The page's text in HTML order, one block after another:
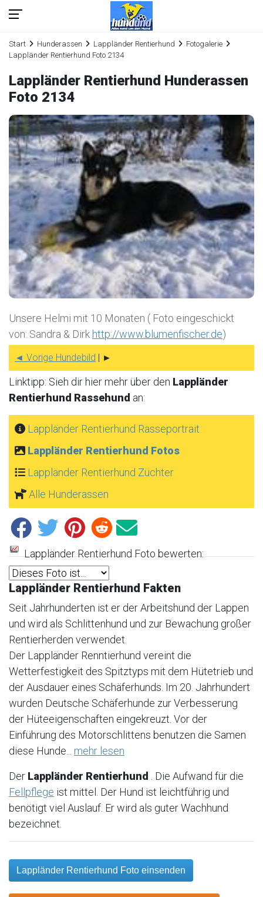
Start Hunderassen Lappländer Rentierhund
Fotogalerie
Lappländer Rentierhund Foto 2134
Lappländer Rentierhund Hunderassen
Foto 2134
Unsere Helmi mit 10 Monaten ( Foto eingeschickt
von: Sandra & Dirk http://www.blumenfischer.de)
◄ Vorige Hundebild | ►
Linktipp: Sieh dir hier mehr über den Lappländer
Rentierhund Rassehund an:
Lappländer Rentierhund Rasseportrait
Lappländer Rentierhund Fotos
Lappländer Rentierhund Züchter
Alle Hunderassen
Lappländer Rentierhund Foto bewerten:
Lappländer Rentierhund Fakten
Seit Jahrhunderten ist er der Arbeitshund der Lappen
und wird als Schlittenhund und zur Bewachung großer
Rentierherden verwendet.
Der Lappländer Renntierhund vereint die
Wetterfestigkeit des Spitztyps mit dem Hütetrieb und
der Ausdauer eines Schäferhunds. Im 20. Jahrhundert
wurden Deutsche Schäferhunde zur Verbesserung
der Hüteeigenschaften eingekreuzt. Vor der
Einführung des Motorschlittens benutzen die Samen
diese Hunde... mehr lesen
Der Lappländer Rentierhund . Die Aufwand für die
Fellpflege ist mittel. Der Hund ist leichtführig und
benötigt viel Auslauf. Er wird als guter Wachhund
bezeichnet.
Lappländer Rentierhund Foto einsenden